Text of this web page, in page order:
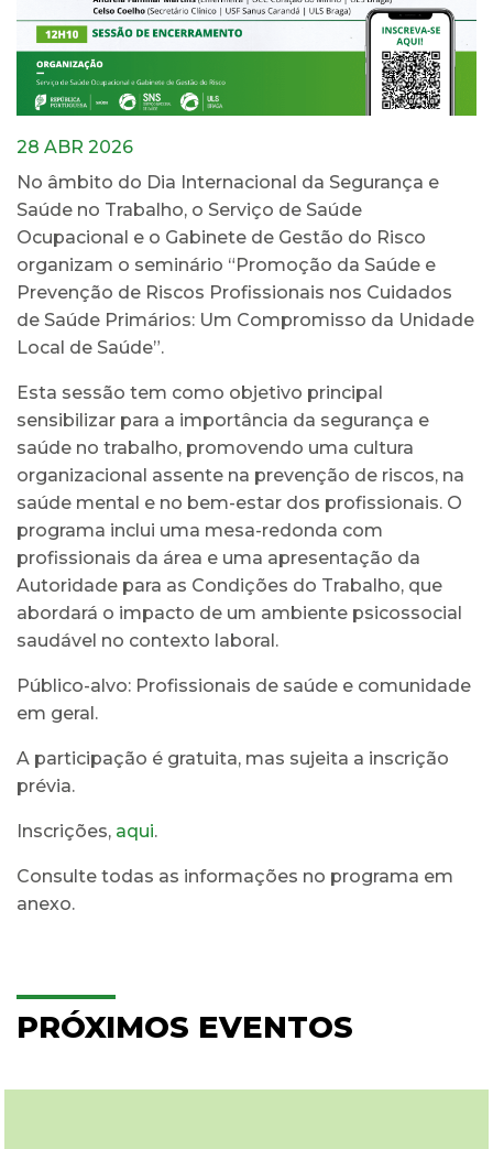
28 ABR 2026
No âmbito do Dia Internacional da Segurança e
Saúde no Trabalho, o Serviço de Saúde
Ocupacional e o Gabinete de Gestão do Risco
organizam o seminário “Promoção da Saúde e
Prevenção de Riscos Profissionais nos Cuidados
de Saúde Primários: Um Compromisso da Unidade
Local de Saúde”.
Esta sessão tem como objetivo principal
sensibilizar para a importância da segurança e
saúde no trabalho, promovendo uma cultura
organizacional assente na prevenção de riscos, na
saúde mental e no bem-estar dos profissionais. O
programa inclui uma mesa-redonda com
profissionais da área e uma apresentação da
Autoridade para as Condições do Trabalho, que
abordará o impacto de um ambiente psicossocial
saudável no contexto laboral.
Público-alvo: Profissionais de saúde e comunidade
em geral.
A participação é gratuita, mas sujeita a inscrição
prévia.
Inscrições, aqui.
Consulte todas as informações no programa em
anexo.
PRÓXIMOS EVENTOS